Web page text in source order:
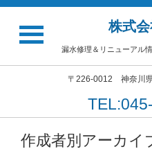
株式
漏水修理＆リニューアル
〒226-0012 神奈川
作成者別アーカイ